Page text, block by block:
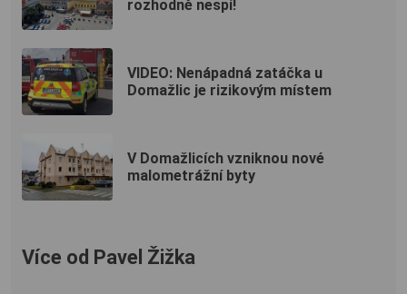
rozhodně nespí!
VIDEO: Nenápadná zatáčka u
Domažlic je rizikovým místem
V Domažlicích vzniknou nové
malometrážní byty
Více od Pavel Žižka